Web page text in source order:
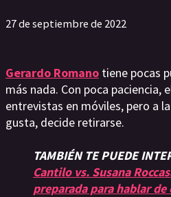
27 de septiembre de 2022
Gerardo Romano tiene pocas
más nada. Con poca paciencia,
entrevistas en móviles, pero a
gusta, decide retirarse.
TAMBIÉN TE PUEDE
Cantilo vs. Susana
preparada para hablar de